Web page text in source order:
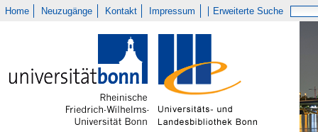
Home Neuzugänge Kontakt Impressum Erweiterte Suche